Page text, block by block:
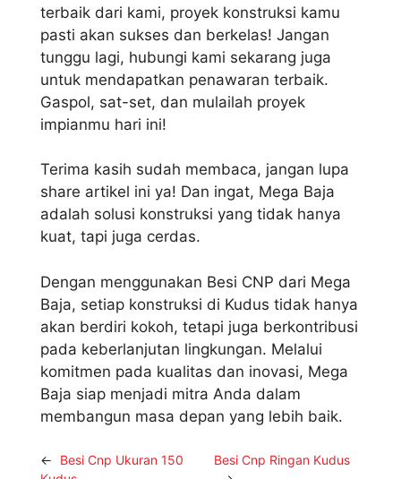
terbaik dari kami, proyek konstruksi kamu
pasti akan sukses dan berkelas! Jangan
tunggu lagi, hubungi kami sekarang juga
untuk mendapatkan penawaran terbaik.
Gaspol, sat-set, dan mulailah proyek
impianmu hari ini!
Terima kasih sudah membaca, jangan lupa
share artikel ini ya! Dan ingat, Mega Baja
adalah solusi konstruksi yang tidak hanya
kuat, tapi juga cerdas.
Dengan menggunakan Besi CNP dari Mega
Baja, setiap konstruksi di Kudus tidak hanya
akan berdiri kokoh, tetapi juga berkontribusi
pada keberlanjutan lingkungan. Melalui
komitmen pada kualitas dan inovasi, Mega
Baja siap menjadi mitra Anda dalam
membangun masa depan yang lebih baik.
←
Besi Cnp Ukuran 150
Besi Cnp Ringan Kudus